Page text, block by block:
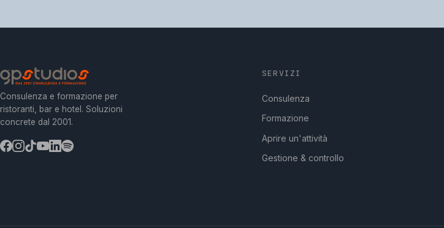
Consulenza e formazione per
ristoranti, bar e hotel. Soluzioni
concrete dal 2001.
SERVIZI
Consulenza
Formazione
Aprire un'attività
Gestione & controllo